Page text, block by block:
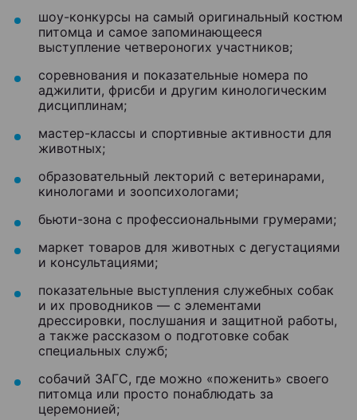
шоу-конкурсы на самый оригинальный костюм
питомца и самое запоминающееся
выступление четвероногих участников;
соревнования и показательные номера по
аджилити, фрисби и другим кинологическим
дисциплинам;
мастер-классы и спортивные активности для
животных;
образовательный лекторий с ветеринарами,
кинологами и зоопсихологами;
бьюти-зона с профессиональными грумерами;
маркет товаров для животных с дегустациями
и консультациями;
показательные выступления служебных собак
и их проводников — с элементами
дрессировки, послушания и защитной работы,
а также рассказом о подготовке собак
специальных служб;
собачий ЗАГС, где можно «поженить» своего
питомца или просто понаблюдать за
церемонией;